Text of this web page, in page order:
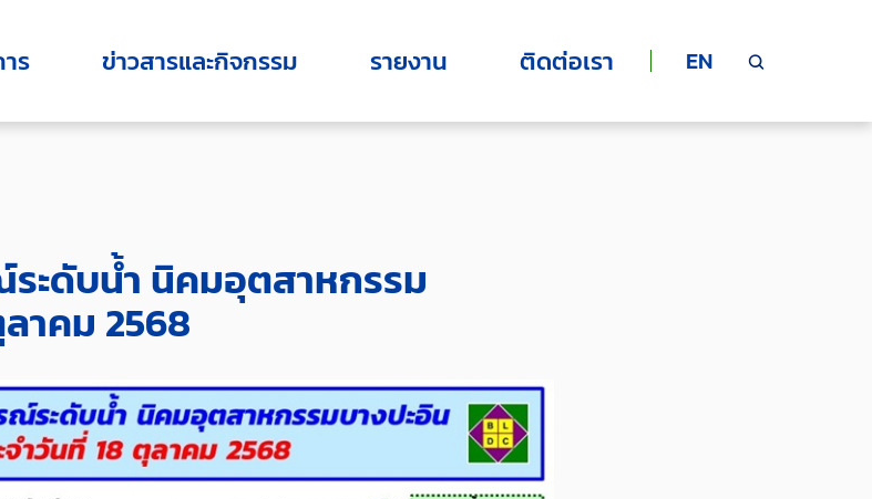
ร ข่าวสารและกิจกรรม รายงาน ติดต่อเรา EN
ะดับน้ำ นิคมอุตสาหกรรม
าคม 2568